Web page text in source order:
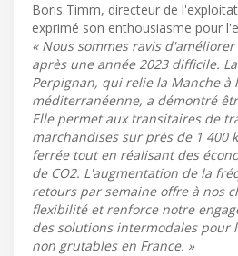
Boris Timm, directeur de
exprimé son enthousiasme pour
« Nous sommes ravis
après une année 2023 difficile.
Perpignan, qui relie la Manche à
méditerranéenne, a démontré
Elle permet aux transitaires de
marchandises sur près de 1 400
ferrée tout en réalisant des
de CO2. L'augmentation de la
retours par semaine offre à nos
flexibilité et renforce notre
des solutions intermodales pour
non grutables en France. »